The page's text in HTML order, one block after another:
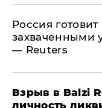
​Россия
захваченными
— Reuters
​Взрыв в Balzi
личность